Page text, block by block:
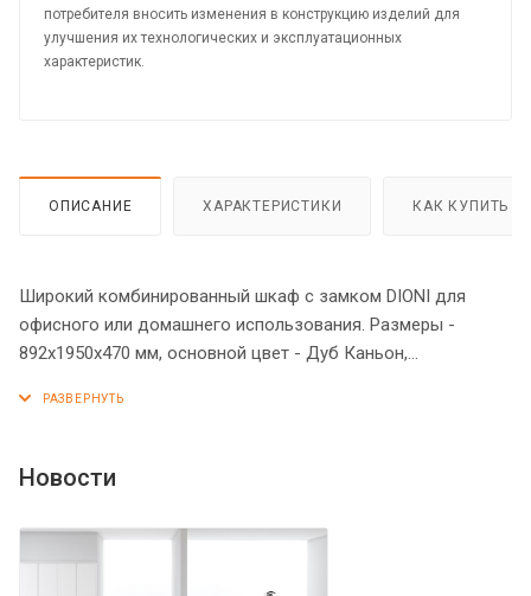
потребителя вносить изменения в конструкцию изделий для
улучшения их технологических и эксплуатационных
характеристик.
ОПИСАНИЕ ХАРАКТЕРИСТИКИ КАК КУПИТЬ
Широкий комбинированный шкаф с замком DIONI для
офисного или домашнего использования. Размеры -
892х1950х470 мм, основной цвет - Дуб Каньон,
солидный топ с плавными фрезерованными краями.
две нижние закрыты дверцами из ЛДСП под цвет
Новости